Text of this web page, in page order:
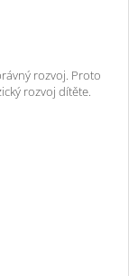
rozvoj. Proto
rozvoj dítěte.